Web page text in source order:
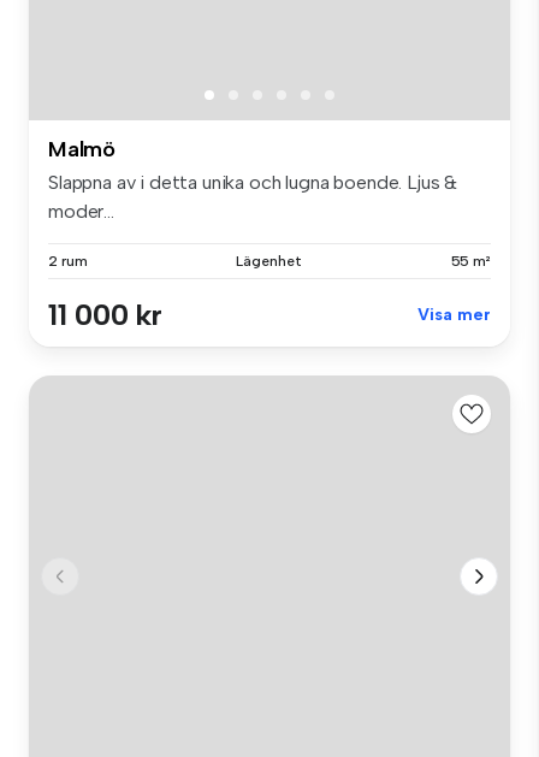
Malmö
Slappna av i detta unika och lugna boende. Ljus &
moder...
2 rum Lägenhet 55 m²
11 000 kr Visa mer